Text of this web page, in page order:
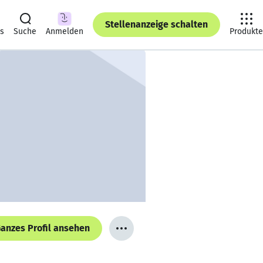
Suche Anmelden
Stellenanzeige schalten
Produkte
Profil ansehen